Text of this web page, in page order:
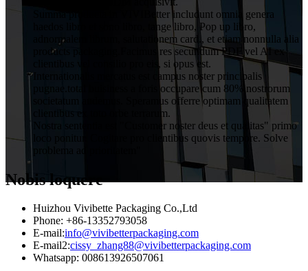
Summa producta in VIVIBetter includunt omnia genera
haedos libro et sono libro, tange libro, Pop up libro,
adnormalem librum, salutationem card., et etiam nonnulla alia
products packaging.Facimus res secundum PDF vel AI ex
clientibus vel consilio pro eis, si opus est.
Internationalis mercatus est campus noster principalis
pugnae.total buisiness a foris occupare cum 80% nostrorum
societatum audemus. Speramus offerre optimam qualitatem
clientibus ex toto orbe terrarum.
Nostra sententia est "Customer noster deus et qualitas" primo
loco ponitur. Cogitare pro clientibus quovis tempore. Solve
Nobis loquere
Huizhou Vivibette Packaging Co.,Ltd
Phone: +86-13352793058
E-mail:info@vivibetterpackaging.com
E-mail2:cissy_zhang88@vivibetterpackaging.com
Whatsapp: 008613926507061